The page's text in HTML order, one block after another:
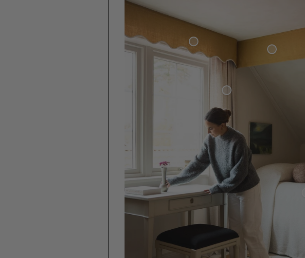
Vågig Gardinkappa Böjt Avslut
Gardinkappa Vävd Linne Rakt Avslut
Vävd Linnegardin